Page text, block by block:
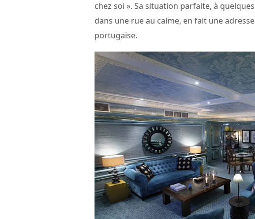
chez soi ». Sa situation parfaite, à
dans une rue au calme, en fait une
portugaise.